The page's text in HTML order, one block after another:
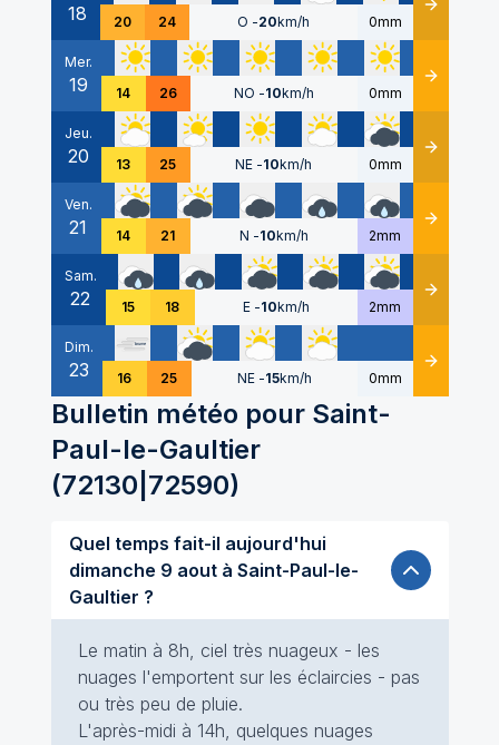
18 20 24 O -20km/h 0mm Détails
Mer.
19 14 26 NO -10km/h 0mm Détails
Jeu.
20 13 25 NE -10km/h 0mm Détails
Ven.
21 14 21 N -10km/h 2mm Détails
Sam.
22 15 18 E -10km/h 2mm Détails
Dim.
23 16 25 NE -15km/h 0mm Détails
Bulletin météo pour Saint-
Paul-le-Gaultier
(72130|72590)
Quel temps fait-il aujourd'hui
dimanche 9 aout à Saint-Paul-le-
Gaultier ?
Le matin à 8h, ciel très nuageux - les
nuages l'emportent sur les éclaircies - pas
ou très peu de pluie.
L'après-midi à 14h, quelques nuages